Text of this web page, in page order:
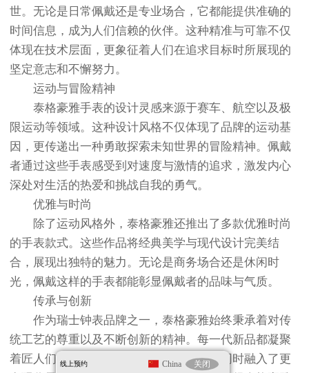
世。无论是日常佩戴还是专业场合，它都能提供准确的
时间信息，成为人们信赖的伙伴。这种精准与可靠不仅
体现在技术层面，更象征着人们在追求目标时所展现的
坚定意志和不懈努力。
运动与冒险精神
泰格豪雅手表的设计灵感来源于赛车、航空以及极
限运动等领域。这种设计风格不仅体现了品牌的运动基
因，更传递出一种勇敢探索未知世界的冒险精神。佩戴
者通过这些手表感受到对速度与激情的追求，激发内心
深处对生活的热爱和挑战自我的勇气。
优雅与时尚
除了运动风格外，泰格豪雅还推出了多款优雅时尚
的手表款式。这些作品将经典美学与现代设计完美结
合，展现出独特的魅力。无论是商务场合还是休闲时
光，佩戴这样的手表都能彰显佩戴者的品味与气质。
传承与创新
作为瑞士钟表品牌之一，泰格豪雅始终秉承着对传
统工艺的尊重以及不断创新的精神。每一代新品都凝聚
着匠人们的智慧结晶，在保留经典元素的同时融入了更
线上预约 China 关闭